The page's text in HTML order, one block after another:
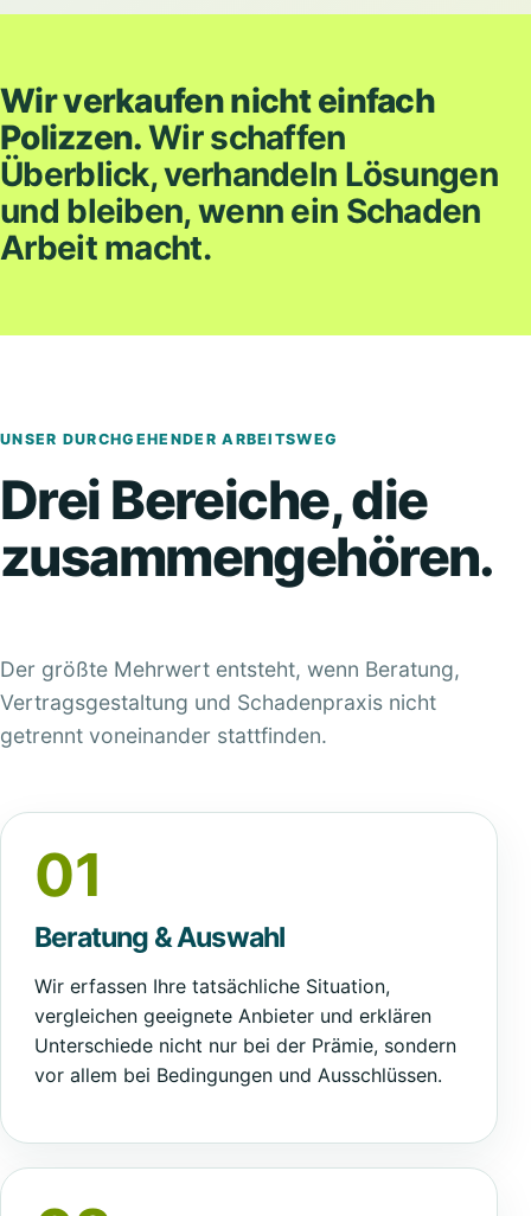
Wir verkaufen nicht einfach
Polizzen.Wir schaffen
Überblick, verhandeln Lösungen
und bleiben, wenn ein Schaden
Arbeit macht.
UNSER DURCHGEHENDER ARBEITSWEG
Drei Bereiche, die
zusammengehören.
Der größte Mehrwert entsteht, wenn Beratung,
Vertragsgestaltung und Schadenpraxis nicht
getrennt voneinander stattfinden.
01
Beratung & Auswahl
Wir erfassen Ihre tatsächliche Situation,
vergleichen geeignete Anbieter und erklären
Unterschiede nicht nur bei der Prämie, sondern
vor allem bei Bedingungen und Ausschlüssen.